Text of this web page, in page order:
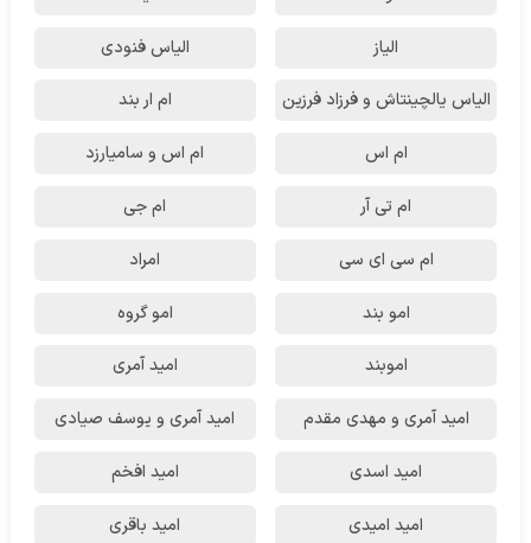
الیاز الیاس فنودی
الیاس یالچینتاش و فرزاد فرزین ام‌ ار بند
ام اس ام اس و سامیارزد
ام تی آر ام جی
ام سی ای سی امراد
امو بند امو گروه
اموبند امید آمری
امید آمری و مهدی مقدم امید آمری و یوسف صیادی
امید اسدی امید افخم
امید امیدی امید باقری